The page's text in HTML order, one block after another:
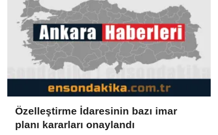
Özelleştirme İdaresinin bazı imar
planı kararları onaylandı